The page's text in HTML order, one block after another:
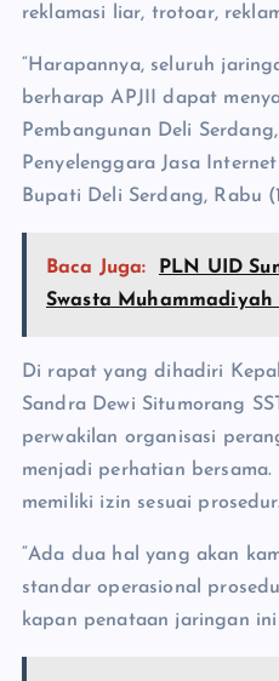
reklamasi liar, trotoar,
“Harapannya, seluruh
berharap APJII dapat
Pembangunan Deli
Penyelenggara Jasa
Bupati Deli Serdang, Rabu
Baca Juga:
PLN UID
Swasta Muhammadiyah
Di rapat yang dihadiri
Sandra Dewi Situmorang
perwakilan organisasi
menjadi perhatian
memiliki izin sesuai prosedur.
“Ada dua hal yang akan
standar operasional
kapan penataan jaringan